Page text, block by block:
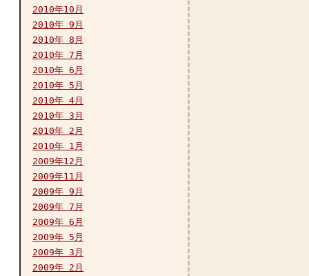
2010年10月
2010年 9月
2010年 8月
2010年 7月
2010年 6月
2010年 5月
2010年 4月
2010年 3月
2010年 2月
2010年 1月
2009年12月
2009年11月
2009年 9月
2009年 7月
2009年 6月
2009年 5月
2009年 3月
2009年 2月